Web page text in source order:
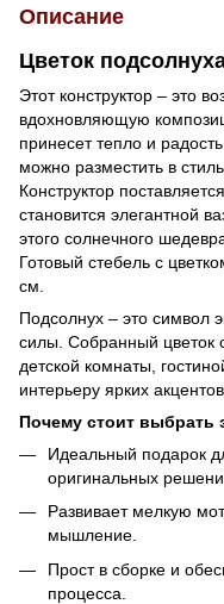
Описание
Цветок
Этот конструктор – это
вдохновляющую
принесет тепло и
можно разместить в
Конструктор
становится элегантной
этого солнечного
Готовый стебель с
см.
Подсолнух – это символ
силы. Собранный цветок
детской комнаты,
интерьеру ярких
Почему стоит выбрать
Идеальный подарок
оригинальных
Развивает мелкую
мышление.
Прост в сборке и
процесса.